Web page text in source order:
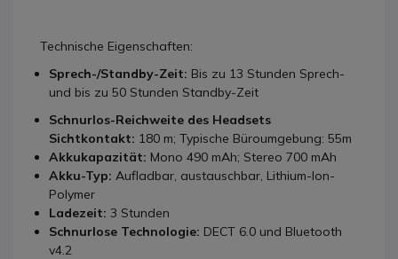
Technische Eigenschaften:
Sprech-/Standby-Zeit: Bis zu 13 Stunden Sprech-
und bis zu 50 Stunden Standby-Zeit
Schnurlos-Reichweite des Headsets
Sichtkontakt: 180 m; Typische Büroumgebung: 55m
Akkukapazität: Mono 490 mAh; Stereo 700 mAh
Akku-Typ: Aufladbar, austauschbar, Lithium-Ion-
Polymer
Ladezeit: 3 Stunden
Schnurlose Technologie: DECT 6.0 und Bluetooth
v4.2